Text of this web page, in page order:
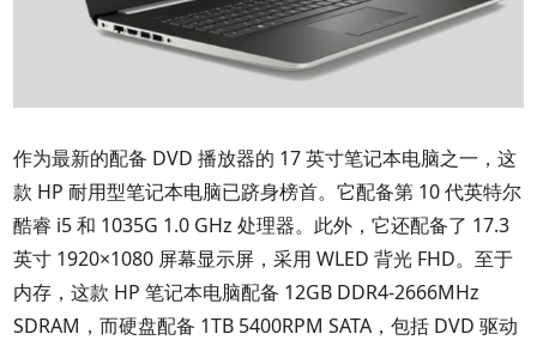
作为最新的配备 DVD 播放器的 17 英寸笔记本电脑之一，这
款 HP 耐用型笔记本电脑已跻身榜首。它配备第 10 代英特尔
酷睿 i5 和 1035G 1.0 GHz 处理器。此外，它还配备了 17.3
英寸 1920×1080 屏幕显示屏，采用 WLED 背光 FHD。至于
内存，这款 HP 笔记本电脑配备 12GB DDR4-2666MHz
SDRAM，而硬盘配备 1TB 5400RPM SATA，包括 DVD 驱动